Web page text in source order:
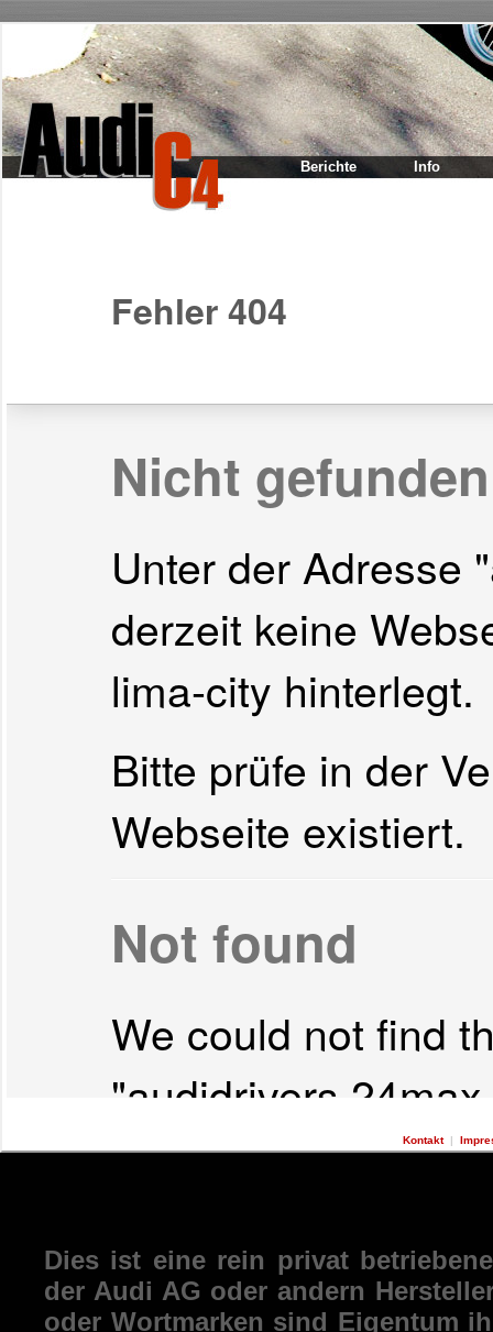
Berichte Info
Kontakt|
Dies ist eine rein privat
der Audi AG oder andern
oder Wortmarken sind Eigentum